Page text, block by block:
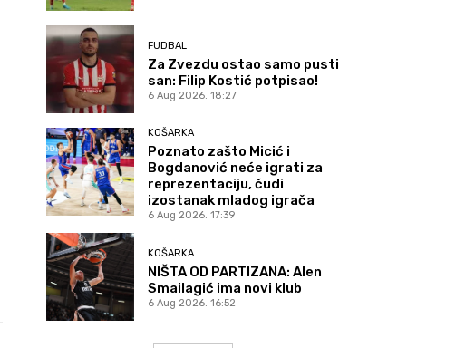
FUDBAL
Za Zvezdu ostao samo pusti
san: Filip Kostić potpisao!
6 Aug 2026. 18:27
KOŠARKA
Poznato zašto Micić i
Bogdanović neće igrati za
reprezentaciju, čudi
izostanak mladog igrača
6 Aug 2026. 17:39
KOŠARKA
NIŠTA OD PARTIZANA: Alen
Smailagić ima novi klub
6 Aug 2026. 16:52